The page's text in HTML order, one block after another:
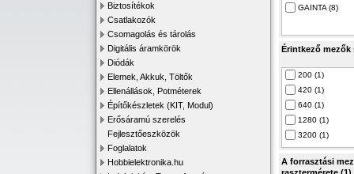
Biztosítékok
Csatlakozók
Csomagolás és tárolás
Digitális áramkörök
Diódák
Elemek, Akkuk, Töltők
Ellenállások, Potméterek
Építőkészletek (KIT, Modul)
Erősáramú szerelés
Fejlesztőeszközök
Foglalatok
Hobbielektronika.hu
GAINTA (8)
Érintkező mezők
200 (1)
420 (1)
640 (1)
1280 (1)
3200 (1)
A forrasztási